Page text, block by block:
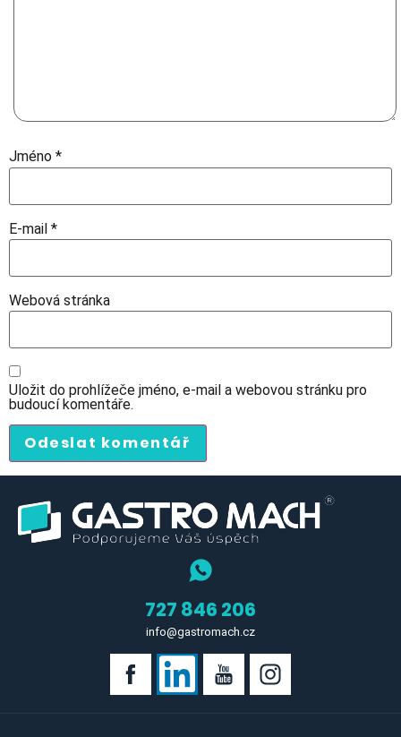
Jméno *
E-mail *
Webová stránka
Uložit do prohlížeče jméno, e-mail a webovou stránku pro
budoucí komentáře.
727 846 206
info@gastromach.cz